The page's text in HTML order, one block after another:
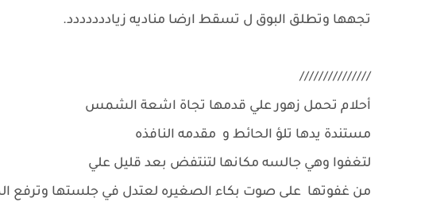
تجهها وتطلق البوق ل تسقط ارضا مناديه زياددددددد.
///////////////
أحلام تحمل زهور علي قدمها تجاة اشعة الشمس
مستندة يدها تلؤ الحائط و مقدمه النافذه
لتغفوا وهي جالسه مكانها لتنتفض بعد قليل علي
من غفوتها على صوت بكاء الصغيره لعتدل في جلستها وترفع